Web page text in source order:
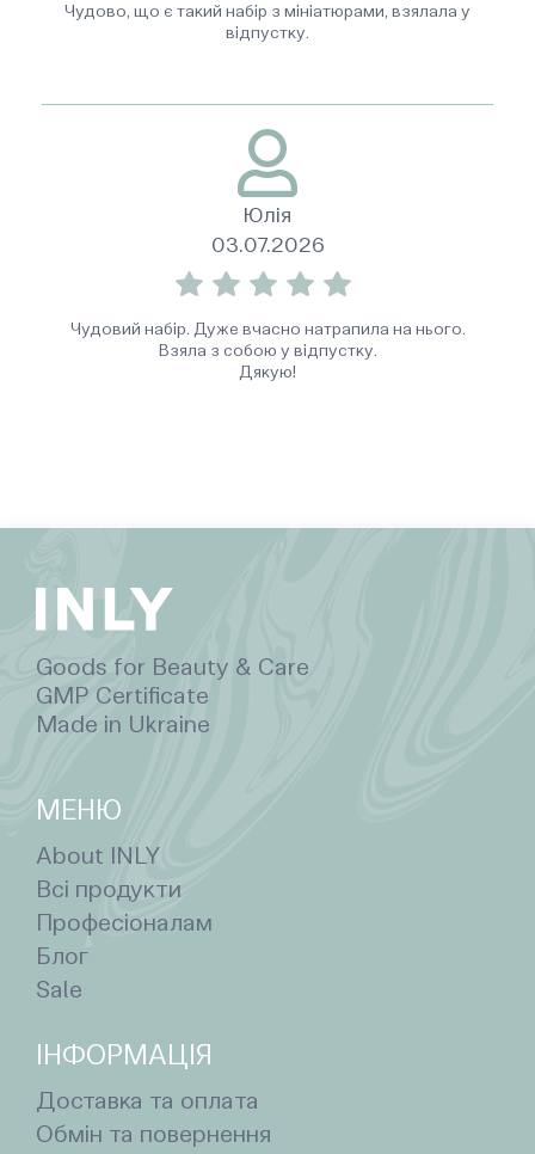
Чудово, що є такий набір з мініатюрами, взялала у
відпустку.
Юлія
03.07.2026
Чудовий набір. Дуже вчасно натрапила на нього.
Взяла з собою у відпустку.
Дякую!
Goods for Beauty & Care
GMP Certificate
Made in Ukraine
МЕНЮ
About INLY
Всі продукти
Професіоналам
Блог
Sale
ІНФОРМАЦІЯ
Доставка та оплата
Обмін та повернення